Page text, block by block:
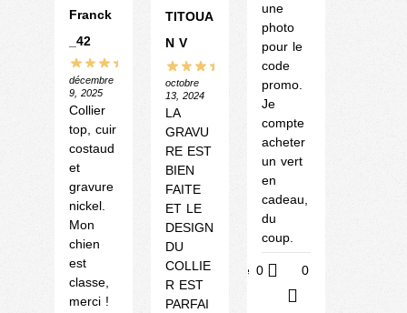
Franck
_42
décembre
9, 2025
Collier
top, cuir
costaud
et
gravure
nickel.
Mon
chien
est
classe,
merci !
TITOUA
N V
octobre
13, 2024
LA
GRAVU
RE EST
BIEN
FAITE
ET LE
DESIGN
DU
COLLIE
R EST
PARFAI
une
photo
pour le
code
promo.
Je
compte
acheter
un vert
en
cadeau,
du
coup.
Utile 0 0